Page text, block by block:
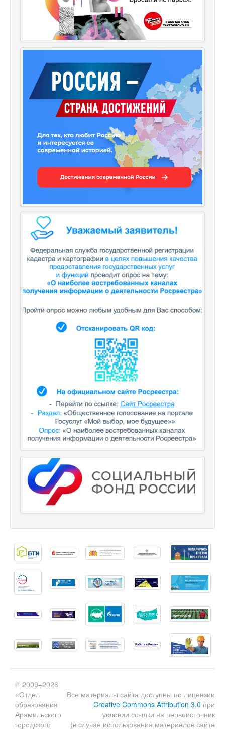
Все материалы сайта доступны по лицензии
Creative Commons Attribution 3.0 при
условии ссылки на первоисточник
(в случае использования материалов сайта
© 2009–2026
«Отдел
образования
Арамильского
городского